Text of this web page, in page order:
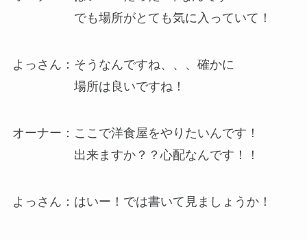
でも場所がとても気に入っていて！
よっさん：そうなんですね、、、確かに
場所は良いですね！
オーナー：ここで洋食屋をやりたいんです！
出来ますか？？心配なんです！！
よっさん：はいー！では書いて見ましょうか！